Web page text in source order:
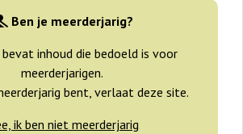
Ben je meerderjarig?
inhoud die bedoeld is voor
meerderjarigen.
bent, verlaat deze site.
ik ben niet meerderjarig